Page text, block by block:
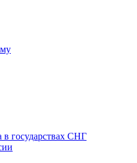
государствах СНГ